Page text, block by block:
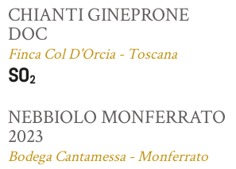
CHIANTI GINEPRONE
DOC
Finca Col D'Orcia - Toscana
NEBBIOLO MONFERRATO
2023
Bodega Cantamessa - Monferrato